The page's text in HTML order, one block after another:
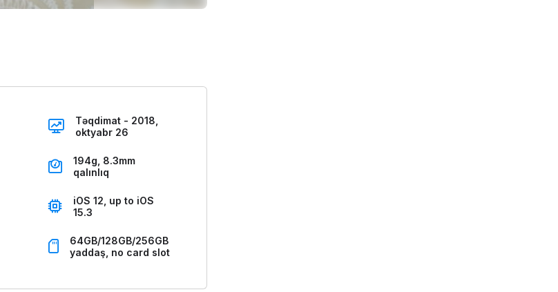
Təqdimat - 2018,
oktyabr 26
194g, 8.3mm
qalınlıq
iOS 12, up to iOS
15.3
64GB/128GB/256GB
yaddaş, no card slot